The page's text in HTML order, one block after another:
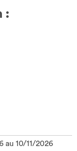
:
au 10/11/2026